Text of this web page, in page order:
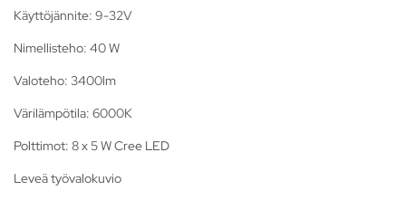
Käyttöjännite: 9-32V
Nimellisteho: 40 W
Valoteho: 3400lm
Värilämpötila: 6000K
Polttimot: 8 x 5 W Cree LED
Leveä työvalokuvio